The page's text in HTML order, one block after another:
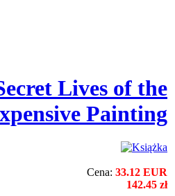
Lives of the
Painting
Cena: 33.12 EUR
142.45 zł